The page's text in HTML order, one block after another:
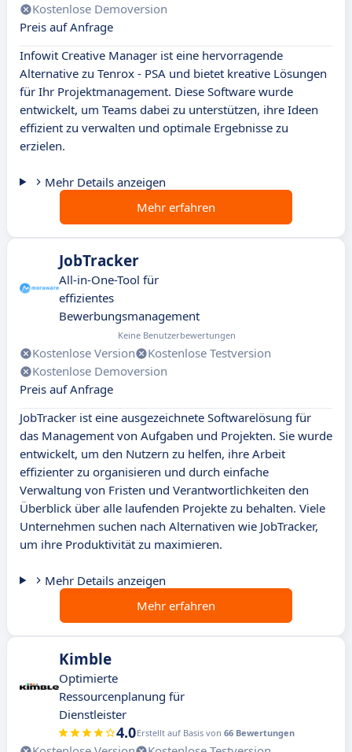
Kostenlose Demoversion
Preis auf Anfrage
Infowit Creative Manager ist eine hervorragende
Alternative zu Tenrox - PSA und bietet kreative Lösungen
für Ihr Projektmanagement. Diese Software wurde
entwickelt, um Teams dabei zu unterstützen, ihre Ideen
effizient zu verwalten und optimale Ergebnisse zu
erzielen.
Mehr Details anzeigen
Mehr erfahren
JobTracker
All-in-One-Tool für
effizientes
Bewerbungsmanagement
Keine Benutzerbewertungen
Kostenlose Version
Kostenlose Testversion
Kostenlose Demoversion
Preis auf Anfrage
JobTracker ist eine ausgezeichnete Softwarelösung für
das Management von Aufgaben und Projekten. Sie wurde
entwickelt, um den Nutzern zu helfen, ihre Arbeit
effizienter zu organisieren und durch einfache
Verwaltung von Fristen und Verantwortlichkeiten den
Überblick über alle laufenden Projekte zu behalten. Viele
Unternehmen suchen nach Alternativen wie JobTracker,
um ihre Produktivität zu maximieren.
Mehr Details anzeigen
Mehr erfahren
Kimble
Optimierte
Ressourcenplanung für
Dienstleister
4.0Erstellt auf Basis von 66 Bewertungen